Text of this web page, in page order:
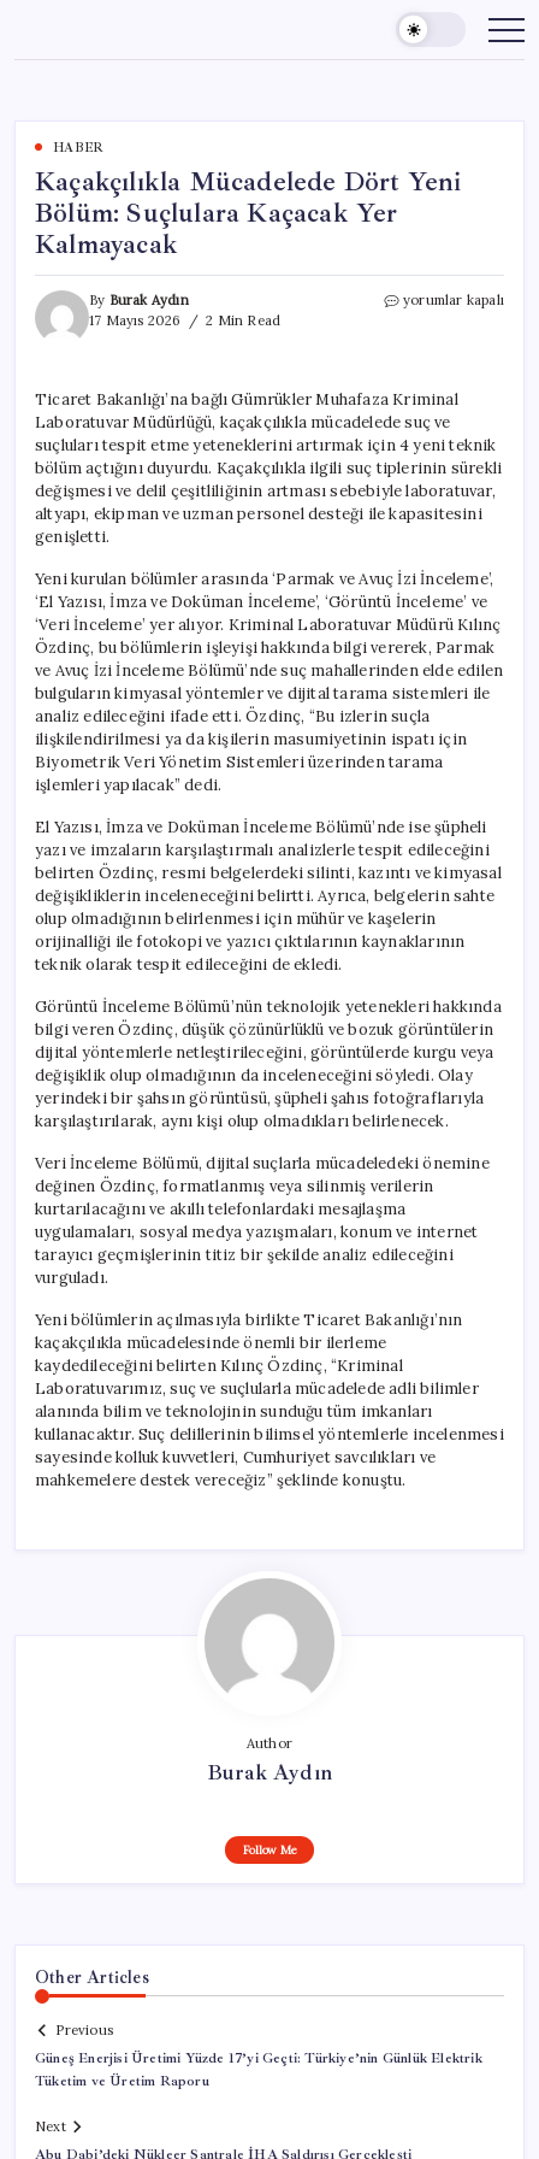
content
HABER
Kaçakçılıkla Mücadelede Dört Yeni
Bölüm: Suçlulara Kaçacak Yer
Kalmayacak
By Burak Aydın
17 Mayıs 2026
2 Min Read
Kaçakçılıkla
Suçlulara
Kaçacak
Yer
Kalmayacak
için
yorumlar kapalı
Ticaret Bakanlığı’na bağlı Gümrükler Muhafaza Kriminal
Laboratuvar Müdürlüğü, kaçakçılıkla mücadelede suç ve
suçluları tespit etme yeteneklerini artırmak için 4 yeni teknik
bölüm açtığını duyurdu. Kaçakçılıkla ilgili suç tiplerinin sürekli
değişmesi ve delil çeşitliliğinin artması sebebiyle laboratuvar,
altyapı, ekipman ve uzman personel desteği ile kapasitesini
genişletti.
Yeni kurulan bölümler arasında ‘Parmak ve Avuç İzi İnceleme’,
‘El Yazısı, İmza ve Doküman İnceleme’, ‘Görüntü İnceleme’ ve
‘Veri İnceleme’ yer alıyor. Kriminal Laboratuvar Müdürü Kılınç
Özdinç, bu bölümlerin işleyişi hakkında bilgi vererek, Parmak
ve Avuç İzi İnceleme Bölümü’nde suç mahallerinden elde edilen
bulguların kimyasal yöntemler ve dijital tarama sistemleri ile
analiz edileceğini ifade etti. Özdinç, “Bu izlerin suçla
ilişkilendirilmesi ya da kişilerin masumiyetinin ispatı için
Biyometrik Veri Yönetim Sistemleri üzerinden tarama
işlemleri yapılacak” dedi.
El Yazısı, İmza ve Doküman İnceleme Bölümü’nde ise şüpheli
yazı ve imzaların karşılaştırmalı analizlerle tespit edileceğini
belirten Özdinç, resmi belgelerdeki silinti, kazıntı ve kimyasal
değişikliklerin inceleneceğini belirtti. Ayrıca, belgelerin sahte
olup olmadığının belirlenmesi için mühür ve kaşelerin
orijinalliği ile fotokopi ve yazıcı çıktılarının kaynaklarının
teknik olarak tespit edileceğini de ekledi.
Görüntü İnceleme Bölümü’nün teknolojik yetenekleri hakkında
bilgi veren Özdinç, düşük çözünürlüklü ve bozuk görüntülerin
dijital yöntemlerle netleştirileceğini, görüntülerde kurgu veya
değişiklik olup olmadığının da inceleneceğini söyledi. Olay
yerindeki bir şahsın görüntüsü, şüpheli şahıs fotoğraflarıyla
karşılaştırılarak, aynı kişi olup olmadıkları belirlenecek.
Veri İnceleme Bölümü, dijital suçlarla mücadeledeki önemine
değinen Özdinç, formatlanmış veya silinmiş verilerin
kurtarılacağını ve akıllı telefonlardaki mesajlaşma
uygulamaları, sosyal medya yazışmaları, konum ve internet
tarayıcı geçmişlerinin titiz bir şekilde analiz edileceğini
vurguladı.
Yeni bölümlerin açılmasıyla birlikte Ticaret Bakanlığı’nın
kaçakçılıkla mücadelesinde önemli bir ilerleme
kaydedileceğini belirten Kılınç Özdinç, “Kriminal
Laboratuvarımız, suç ve suçlularla mücadelede adli bilimler
alanında bilim ve teknolojinin sunduğu tüm imkanları
kullanacaktır. Suç delillerinin bilimsel yöntemlerle incelenmesi
sayesinde kolluk kuvvetleri, Cumhuriyet savcılıkları ve
mahkemelere destek vereceğiz” şeklinde konuştu.
Author
Burak Aydın
Follow Me
Other Articles
Previous
Güneş Enerjisi Üretimi Yüzde 17’yi Geçti: Türkiye’nin Günlük Elektrik
Tüketim ve Üretim Raporu
Next
Abu Dabi’deki Nükleer Santrale İHA Saldırısı Gerçekleşti